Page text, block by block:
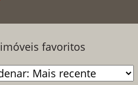
imóveis favoritos